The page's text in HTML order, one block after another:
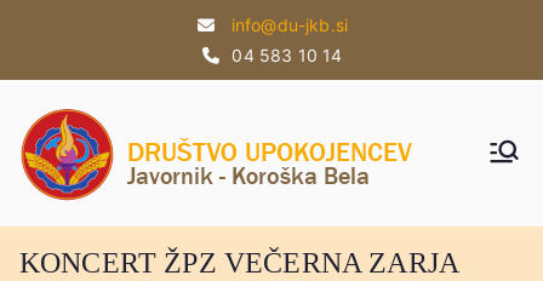
vsebino
info@du-jkb.si
04 583 10 14
JAVO
RNIK
k -
Koroška
Bela
KONCERT ŽPZ VEČERNA ZARJA